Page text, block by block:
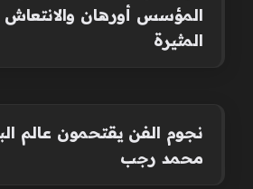
المؤسس أورهان والانتعاش
المثيرة
نجوم الفن يقتحمون عالم
محمد رجب